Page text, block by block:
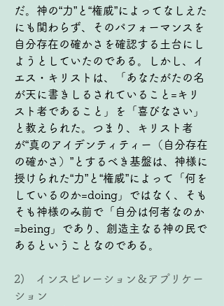
だ。神の“力”と“権威”によってなしえた
にも関わらず、そのパフォーマンスを
自分存在の確かさを確認する土台にし
ようとしていたのである。しかし、イ
エス・キリストは、「あなたがたの名
が天に書きしるされていること=キリ
スト者であること」を「喜びなさい」
と教えられた。つまり、キリスト者
が“真のアイデンティティー（自分存在
の確かさ）”とするべき基盤は、神様に
授けられた“力”と“権威”によって「何を
しているのか=doing」ではなく、そも
そも神様のみ前で「自分は何者なのか
=being」であり、創造主なる神の民で
あるということなのである。
2)   インスピレーション＆アプリケー
ション